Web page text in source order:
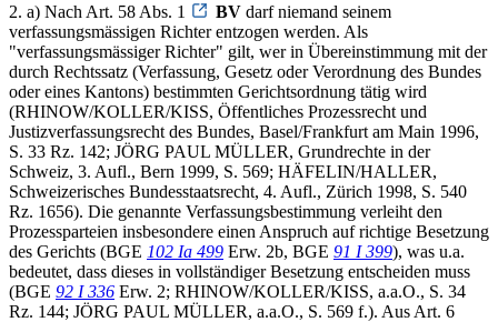
2. a) Nach Art. 58 Abs. 1 BV darf niemand seinem
verfassungsmässigen Richter entzogen werden. Als
"verfassungsmässiger Richter" gilt, wer in Übereinstimmung mit der
durch Rechtssatz (Verfassung, Gesetz oder Verordnung des Bundes
oder eines Kantons) bestimmten Gerichtsordnung tätig wird
(RHINOW/KOLLER/KISS, Öffentliches Prozessrecht und
Justizverfassungsrecht des Bundes, Basel/Frankfurt am Main 1996,
S. 33 Rz. 142; JÖRG PAUL MÜLLER, Grundrechte in der
Schweiz, 3. Aufl., Bern 1999, S. 569; HÄFELIN/HALLER,
Schweizerisches Bundesstaatsrecht, 4. Aufl., Zürich 1998, S. 540
Rz. 1656). Die genannte Verfassungsbestimmung verleiht den
Prozessparteien insbesondere einen Anspruch auf richtige Besetzung
des Gerichts (BGE 102 Ia 499 Erw. 2b, BGE 91 I 399), was u.a.
bedeutet, dass dieses in vollständiger Besetzung entscheiden muss
(BGE 92 I 336 Erw. 2; RHINOW/KOLLER/KISS, a.a.O., S. 34
Rz. 144; JÖRG PAUL MÜLLER, a.a.O., S. 569 f.). Aus Art. 6